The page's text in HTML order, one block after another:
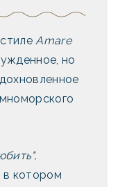
Amare
но
в котором